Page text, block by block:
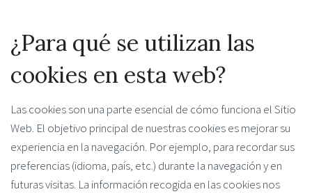
¿Para qué se utilizan las
cookies en esta web?
Las cookies son una parte esencial de cómo funciona el Sitio
Web. El objetivo principal de nuestras cookies es mejorar su
experiencia en la navegación. Por ejemplo, para recordar sus
preferencias (idioma, país, etc.) durante la navegación y en
futuras visitas. La información recogida en las cookies nos